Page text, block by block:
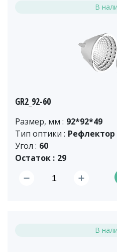
В
GR2_92-60
Размер, мм : 92*92*49
Тип оптики : Рефлектор
Угол : 60
Остаток : 29
В